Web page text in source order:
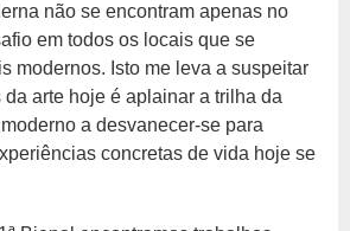
não se encontram apenas no
em todos os locais que se
modernos. Isto me leva a suspeitar
arte hoje é aplainar a trilha da
a desvanecer-se para
concretas de vida hoje se